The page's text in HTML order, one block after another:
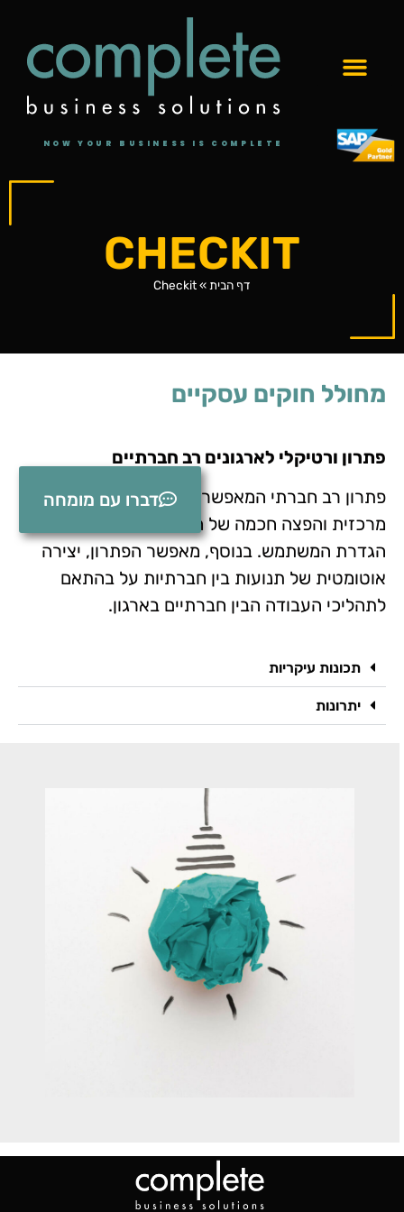
NOW YOUR BUSINESS IS COMPLETE
CHECKIT
דף הבית»
Checkit
מחולל חוקים עסקיים
פתרון ורטיקלי לארגונים רב חברתיים
פתרון רב חברתי המאפשר ניהול תשתית נתונים
מרכזית והפצה חכמה של הנתונים לחברות על פי
הגדרת המשתמש. בנוסף, מאפשר הפתרון, יצירה
אוטומטית של תנועות בין חברתיות על בהתאם
לתהליכי העבודה הבין חברתיים בארגון.
תכונות עיקריות
יתרונות
דברו עם מומחה